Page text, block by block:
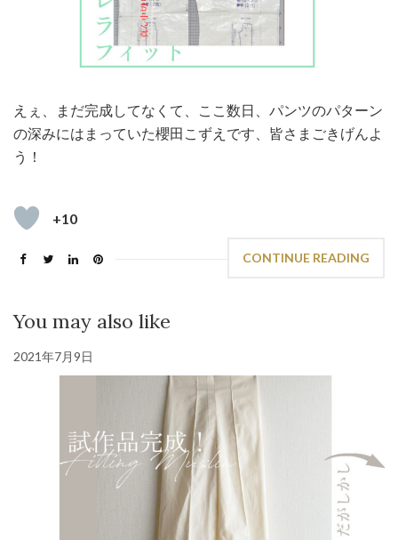
えぇ、まだ完成してなくて、ここ数日、パンツのパターン
の深みにはまっていた櫻田こずえです、皆さまごきげんよ
う！
+10
CONTINUE READING
You may also like
2021年7月9日